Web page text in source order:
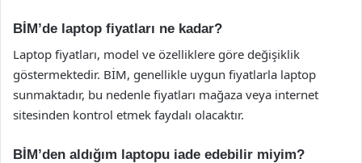
BİM’de laptop fiyatları ne kadar?
Laptop fiyatları, model ve özelliklere göre değişiklik
göstermektedir. BİM, genellikle uygun fiyatlarla laptop
sunmaktadır, bu nedenle fiyatları mağaza veya internet
sitesinden kontrol etmek faydalı olacaktır.
BİM’den aldığım laptopu iade edebilir miyim?